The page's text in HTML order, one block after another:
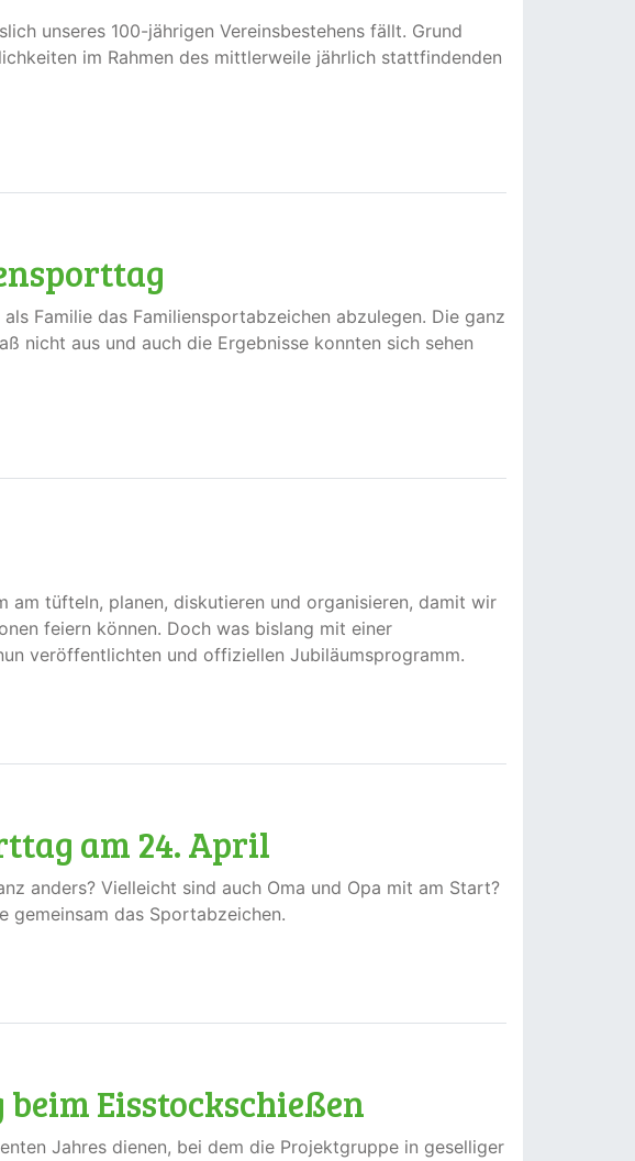
unseres 100-jährigen Vereinsbestehens fällt. Grund
im Rahmen des mittlerweile jährlich stattfindenden
Familie das Familiensportabzeichen abzulegen. Die ganz
nicht aus und auch die Ergebnisse konnten sich sehen
am tüfteln, planen, diskutieren und organisieren, damit wir
feiern können. Doch was bislang mit einer
veröffentlichten und offiziellen Jubiläumsprogramm.
am 24. April
anders? Vielleicht sind auch Oma und Opa mit am Start?
gemeinsam das Sportabzeichen.
beim Eisstockschießen
Jahres dienen, bei dem die Projektgruppe in geselliger